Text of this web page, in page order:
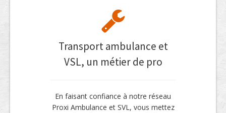
Transport ambulance et
VSL, un métier de pro
En faisant confiance à notre réseau
Proxi Ambulance et SVL, vous mettez